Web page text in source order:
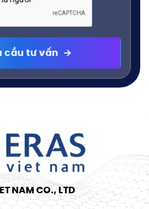
NAM CO., LTD